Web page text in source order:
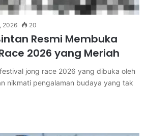
2026 20
Resmi Membuka
2026 yang Meriah
jong race 2026 yang dibuka oleh
nikmati pengalaman budaya yang tak